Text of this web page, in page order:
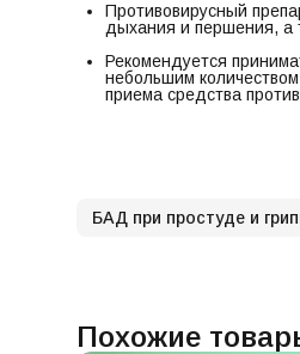
Противовирусный
дыхания и першения, а
Рекомендуется
небольшим
приема средства
БАД при простуде и
Похожие